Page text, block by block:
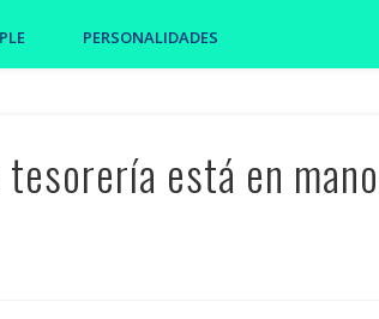
PERSONALIDADES
está en